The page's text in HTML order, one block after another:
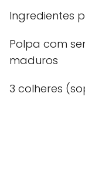
Ingredientes
Polpa com
maduros
3 colheres